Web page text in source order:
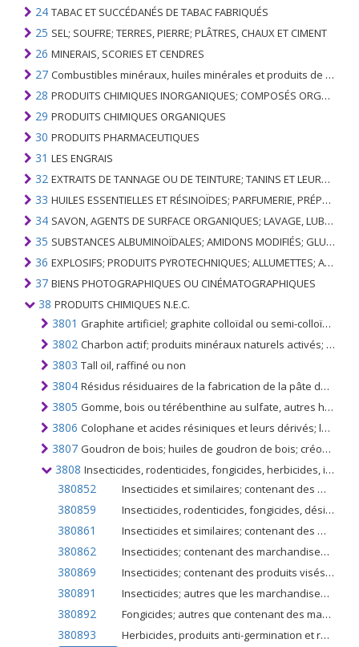
24 TABAC ET SUCCÉDANÉS DE TABAC FABRIQUÉS
25 SEL; SOUFRE; TERRES, PIERRE; PLÂTRES, CHAUX ET CIMENT
26 MINERAIS, SCORIES ET CENDRES
27 Combustibles minéraux, huiles minérales et produits de leur distillation; SUBSTANCES BITUMINEUSES; CIRES MINÉRALES
28 PRODUITS CHIMIQUES INORGANIQUES; COMPOSÉS ORGANIQUES ET INORGANIQUES DE MÉTAUX PRÉCIEUX; DE MÉTAUX DES TERRES RARES, D'ÉLÉMENTS RADIOACTIFS ET D'ISOTOPES
29 PRODUITS CHIMIQUES ORGANIQUES
30 PRODUITS PHARMACEUTIQUES
31 LES ENGRAIS
32 EXTRAITS DE TANNAGE OU DE TEINTURE; TANINS ET LEURS DERIVES; COLORANTS, PIGMENTS ET AUTRES MATIERES COLORANTES; PEINTURES, VERNIS; MASTIC, AUTRES MASTIQUES; ENCRES
33 HUILES ESSENTIELLES ET RÉSINOÏDES; PARFUMERIE, PRÉPARATIONS COSMÉTIQUES OU DE TOILETTE
34 SAVON, AGENTS DE SURFACE ORGANIQUES; LAVAGE, LUBRIFICATION, POLISSAGE OU PRÉPARATION À L'ÉPURATION; CIRES ARTIFICIELLES OU PRÉPARÉES, BOUGIES ET ARTICLES SIMILAIRES, PÂTES À MODÉLISER, CIRES DENTAIRES ET PRÉPARATIONS DENTAIRES À BASE DE PLÂTRE
35 SUBSTANCES ALBUMINOÏDALES; AMIDONS MODIFIÉS; GLUES; ENZYMES
36 EXPLOSIFS; PRODUITS PYROTECHNIQUES; ALLUMETTES; ALLIAGES PYROPHORIQUES; CERTAINES PRÉPARATIONS COMBUSTIBLES
37 BIENS PHOTOGRAPHIQUES OU CINÉMATOGRAPHIQUES
38 PRODUITS CHIMIQUES N.E.C.
3801 Graphite artificiel; graphite colloïdal ou semi-colloïdal; préparations à base de graphite ou d'autre carbone, sous forme de pâtes, blocs, plaquettes ou d'autres demi-produits
3802 Charbon actif; produits minéraux naturels activés; noir animal, y compris le noir animal épuisé
3803 Tall oil, raffiné ou non
3804 Résidus résiduaires de la fabrication de la pâte de bois, même concentrée, désucrée ou traitée chimiquement, y compris les lignosulfonates, à l'exclusion du tall oil du n °. 3803
3805 Gomme, bois ou térébenthine au sulfate, autres huiles terpéniques; le dipentène brut; térébenthine sulfitée, autres para-cymènes bruts; huile de pin contenant de l'alpha-terpinéol comme constituant principal
3806 Colophane et acides résiniques et leurs dérivés; les huiles de colophane et de colophane; courir les gencives
3807 Goudron de bois; huiles de goudron de bois; créosote de bois; naphte de bois; pas de légume; brai de brasserie et préparations similaires à base de colophane, d'acides résiniques ou de poix végétales
3808 Insecticides, rodenticides, fongicides, herbicides, inhibiteurs de germination, régulateurs de croissance des plantes, désinfectants et similaires, conditionnés pour la vente au détail ou sous forme de préparations ou d'articles
380852 Insecticides et similaires; contenant des marchandises visées à la note de sous-positions 1 du présent chapitre; pour la vente au détail ou en tant que préparations ou articles; DDT (ISO) (clofénotane (DCI)), en emballages de 300g ou moins
380859 Insecticides, rodenticides, fongicides, désinfectants, herbicides et similaires; contenant des marchandises visées à la note de sous-positions 1 du présent chapitre; non DDT (ISO) (clofénotane (DCI)), conditionnés pour la vente au détail ou sous forme de préparations ou d'articles
380861 Insecticides et similaires; contenant des marchandises visées à la note de sous-positions 2 du présent chapitre; en emballages d'une teneur en poids net n'excédant pas 300 g; pour la vente au détail ou en tant que préparations ou articles
380862 Insecticides; contenant des marchandises visées à la note de sous-positions 2 du présent chapitre; conditionnés pour la vente au détail ou sous forme de préparations ou d'articles, présentés en emballages d'une teneur en poids net excédant 300 g mais n'excédant pas 7,5 kg
380869 Insecticides; contenant des produits visés à la note 2 de la sous-position du présent chapitre, conditionnés pour la vente au détail ou sous forme de préparations ou d'articles, en emballages d'une teneur en poids net excédant 7,5 kg
380891 Insecticides; autres que les marchandises visées aux notes 1 et 2 de la sous-position du présent chapitre; mis en forme ou conditionnés pour la vente au détail ou en tant que préparations ou articles
380892 Fongicides; autres que contenant des marchandises visées à la note de sous-position 1 du présent chapitre; mis en forme ou conditionnés pour la vente au détail ou en tant que préparations ou articles
380893 Herbicides, produits anti-germination et régulateurs de croissance des plantes; autres que contenant des marchandises de la note de sous-positions 1 du présent chapitre; mis en forme ou conditionnés pour la vente au détail ou en tant que préparations ou articles